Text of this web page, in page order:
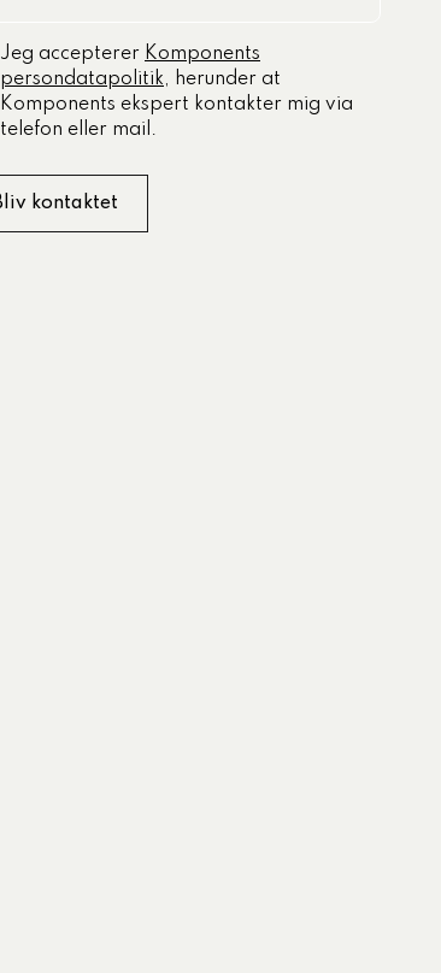
Jeg accepterer Komponents
persondatapolitik, herunder at
Komponents ekspert kontakter mig via
telefon eller mail.